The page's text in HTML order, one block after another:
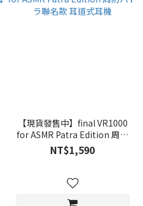
【現貨發售中】final VR1000
for ASMR Patra Edition 周防
パトラ聯名款 耳道式耳機
NT$1,590